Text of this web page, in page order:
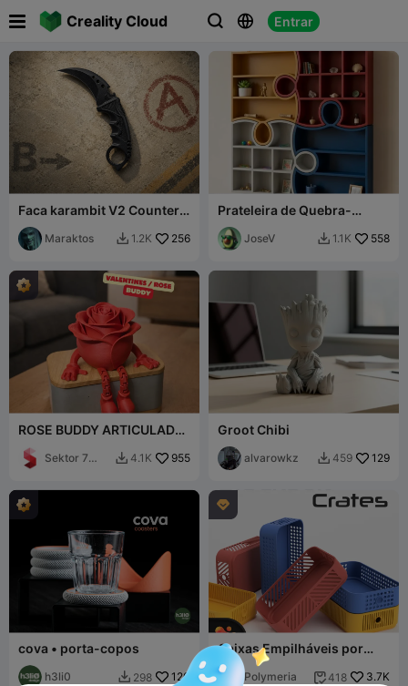
Creality Cloud   Entrar
 
Faca karambit V2 Counter
Strike.
Maraktos  1.2K 256
Prateleira de Quebra-
Cabeça
JoseV  1.1K 558
ROSE BUDDY ARTICULADO
DOS NAMORADOS E DIA
DAS MÃES
Sektor 7
 4.1K 955
Groot Chibi
alvarowkz  459 129
cova • porta-copos
h3li0  298 120

Caixas Empilháveis por
Polymeria
Polymeria  418 3.7K